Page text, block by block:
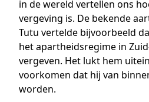
in de wereld vertellen ons
vergeving is. De bekende
Tutu vertelde bijvoorbeeld
het apartheidsregime in
vergeven. Het lukt hem
voorkomen dat hij van
worden.